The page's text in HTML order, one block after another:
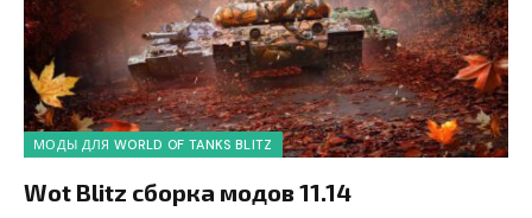
МОДЫ ДЛЯ WORLD OF TANKS BLITZ
Wot Blitz сборка модов 11.14